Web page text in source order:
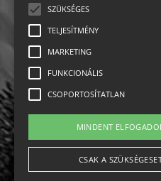
Jogi
SZÜKSÉGES
TELJESÍTMÉNY
MARKETING
FUNKCIONÁLIS
CSOPORTOSÍTATLAN
MINDENT
CSAK A